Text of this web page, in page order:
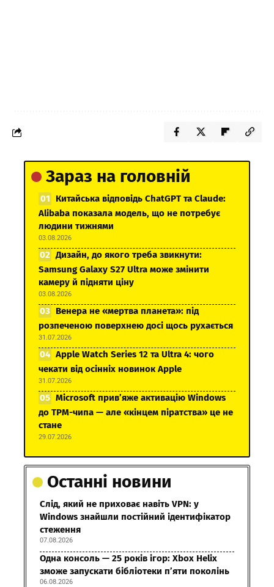
Зараз на головній
Китайська відповідь ChatGPT та Claude:
Alibaba показала модель, що не потребує
людини тижнями
03.08.2026
Дизайн, до якого треба звикнути:
Samsung Galaxy S27 Ultra може змінити
камеру й підняти ціну
03.08.2026
Венера не «мертва планета»: під
розпеченою поверхнею досі щось рухається
31.07.2026
Apple Watch Series 12 та Ultra 4: чого
чекати від осінніх новинок Apple
31.07.2026
Microsoft прив’яже активацію Windows
до TPM-чипа — але «кінцем піратства» це не
стане
29.07.2026
Останні новини
Слід, який не приховає навіть VPN: у
Windows знайшли постійний ідентифікатор
стеження
07.08.2026
Одна консоль — 25 років ігор: Xbox Helix
зможе запускати бібліотеки п’яти поколінь
06.08.2026